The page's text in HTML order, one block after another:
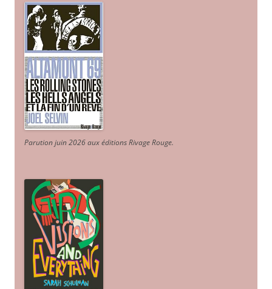
Parution juin 2026 aux éditions Rivage Rouge.